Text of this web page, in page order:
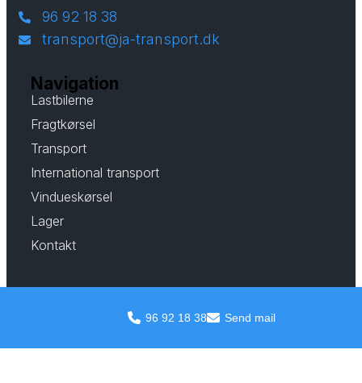
96 92 18 38
transport@ja-transport.dk
Navigation
Lastbilerne
Fragtkørsel
Transport
International transport
Vindueskørsel
Lager
Kontakt
96 92 18 38 Send mail